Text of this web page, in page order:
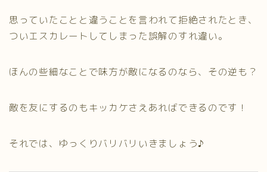
思っていたことと違うことを言われて拒絶されたとき、
ついエスカレートしてしまった誤解のすれ違い。
ほんの些細なことで味方が敵になるのなら、その逆も？
敵を友にするのもキッカケさえあればできるのです！
それでは、ゆっくりバリバリいきましょう♪